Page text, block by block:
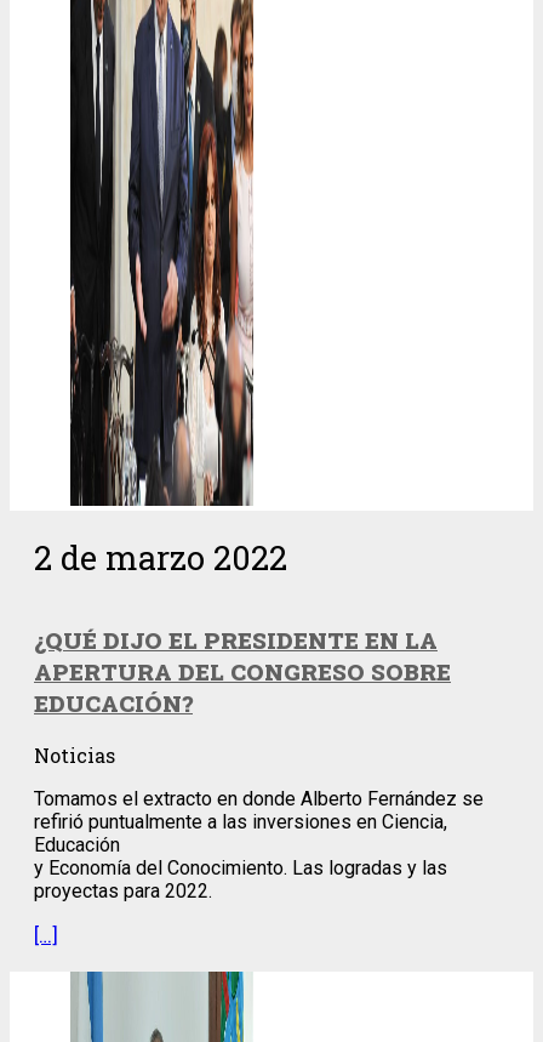
2 de marzo 2022
¿QUÉ DIJO EL PRESIDENTE EN LA
APERTURA DEL CONGRESO SOBRE
EDUCACIÓN?
Noticias
Tomamos el extracto en donde Alberto Fernández se
refirió puntualmente a las inversiones en Ciencia,
Educación
y Economía del Conocimiento. Las logradas y las
proyectas para 2022.
[…]